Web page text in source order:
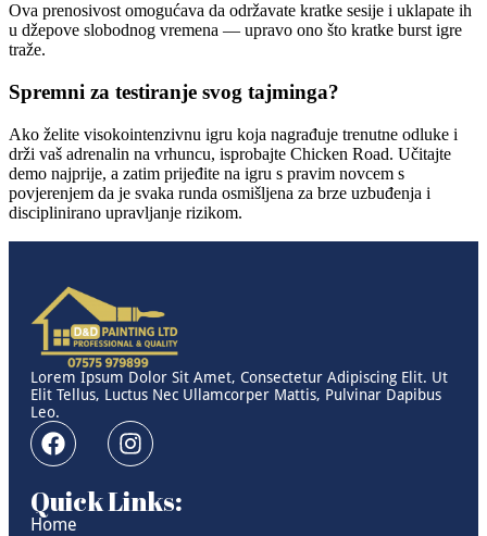
Ova prenosivost omogućava da održavate kratke sesije i uklapate ih
u džepove slobodnog vremena — upravo ono što kratke burst igre
traže.
Spremni za testiranje svog tajminga?
Ako želite visokointenzivnu igru koja nagrađuje trenutne odluke i
drži vaš adrenalin na vrhuncu, isprobajte Chicken Road. Učitajte
demo najprije, a zatim prijeđite na igru s pravim novcem s
povjerenjem da je svaka runda osmišljena za brze uzbuđenja i
disciplinirano upravljanje rizikom.
Lorem Ipsum Dolor Sit Amet, Consectetur Adipiscing Elit. Ut
Elit Tellus, Luctus Nec Ullamcorper Mattis, Pulvinar Dapibus
Leo.
Quick Links:
Home